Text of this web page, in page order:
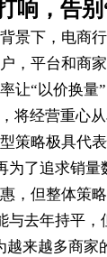
响，告
景下，电商
，平台和商
让“以价换
将经营重心
策略极具代
为了追求销
，但整体策
去年持平，
来越多商家